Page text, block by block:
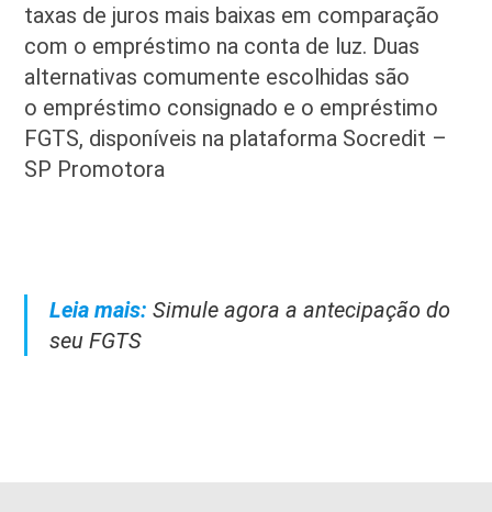
taxas de juros mais baixas em comparação
com o empréstimo na conta de luz. Duas
alternativas comumente escolhidas são
o empréstimo consignado e o empréstimo
FGTS, disponíveis na plataforma Socredit –
SP Promotora
Leia mais: Simule agora a antecipação do
seu FGTS